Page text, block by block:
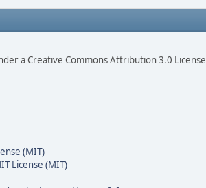
a Creative Commons Attribution 3.0 License
(MIT)
License (MIT)